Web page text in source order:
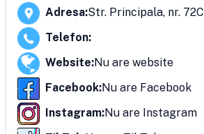
Adresa:Str. Principala, nr. 72C
Telefon:
Website:Nu are website
Facebook:Nu are Facebook
Instagram:Nu are Instagram